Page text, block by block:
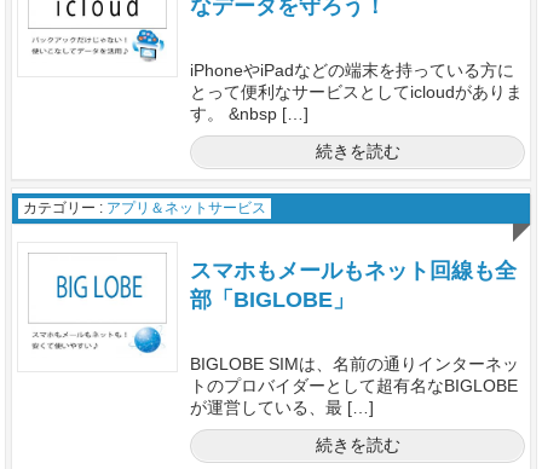
なデータを守ろう！
iPhoneやiPadなどの端末を持っている方に
とって便利なサービスとしてicloudがありま
す。 &nbsp […]
続きを読む
カテゴリー : アプリ＆ネットサービス
スマホもメールもネット回線も全
部「BIGLOBE」
BIGLOBE SIMは、名前の通りインターネッ
トのプロバイダーとして超有名なBIGLOBE
が運営している、最 […]
続きを読む